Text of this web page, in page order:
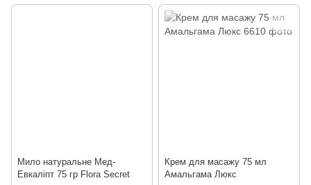
Мило натуральне Мед-
Евкаліпт 75 гр Flora Secret
Крем для масажу 75 мл
Амальгама Люкс